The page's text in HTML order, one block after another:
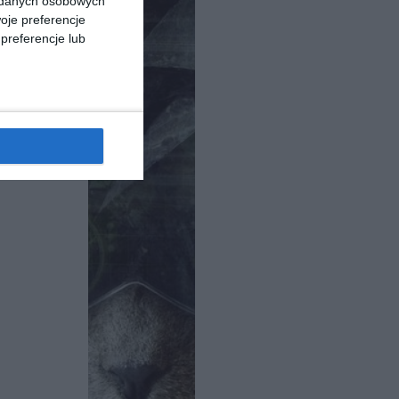
preferencje
lub